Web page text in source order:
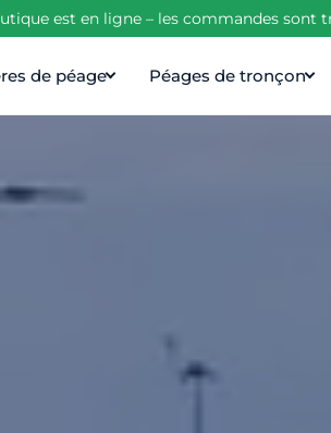
est en ligne – les commandes sont
de péage Péages de tronçon